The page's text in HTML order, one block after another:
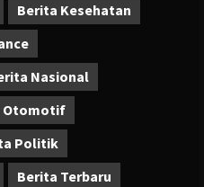
Berita Kesehatan
Nasional
Otomotif
Politik
Berita Terbaru